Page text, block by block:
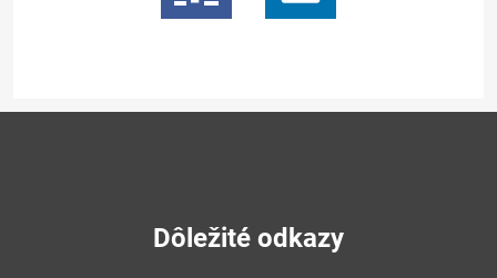
Dôležité odkazy